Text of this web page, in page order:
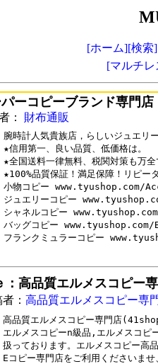
[ホーム][検索]
[マルチ
ーコピーブランド専門店
： 財布通販
腕時計人気貴族店，らしいジュエリ
★信用第一、良い品質、低価格は。
★全国送料一律無料、税関対策も万全
★100%品質保証！満足保障！リピー
小物コピー www.tyushop.com/
ジュエリーコピー
シャネルコピー
バッグコピー www.tyushop.com/
フランクミュラーコピー
：高品質エルメスコピー
： 高品質エルメスコピー専
高品質エルメスコピー専門店
エルメスコピーn級品,エルメスコピ
扱っております。エルメスコピー高
Eコピー専門店をご利用くださいま